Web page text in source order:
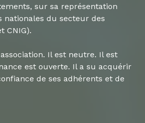
sur sa représentation
nationales du secteur des
CNIG).
Il est neutre. Il est
est ouverte. Il a su acquérir
de ses adhérents et de